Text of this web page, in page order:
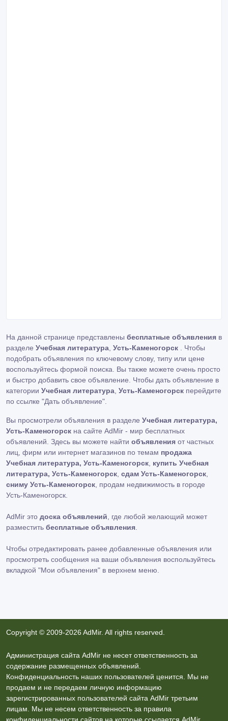
На данной странице представлены бесплатные объявления в
разделе Учебная литература Усть-Каменогорск . Чтобы
подобрать объявления по ключевому слову, типу или цене
воспользуйтесь формой поиска. Вы также можете очень просто
и быстро добавить свое объявление. Чтобы дать объявление в
категории Учебная литература Усть-Каменогорск перейдите
по ссылке "Дать объявление"
Вы просмотрели объявления в разделе Учебная литература,
Усть-Каменогорск на сайте AdMir - мир бесплатных
объявлений. Здесь вы можете найти объявления от частных
лиц, фирм или интернет магазинов по темам продажа
Учебная литература, Усть-Каменогорск купить Учебная
литература, Усть-Каменогорск сдам Усть-Каменогорск
сниму Усть-Каменогорск , продам недвижимость в городе
Усть-Каменогорск.
AdMir это доска объявлений , где любой желающий может
разместить бесплатные объявления
Чтобы отредактировать ранее добавленные объявления или
просмотреть сообщения на ваши объявления воспользуйтесь
вкладкой "Мои объявления" в верхнем меню.
Copyright © 2009-2026 AdMir. All rights reserved.
Администрация сайта AdMir не несет ответственность за
содержание размещенных объявлений.
Конфиденциальность наших пользователей ценится. Мы не
продаем и не передаем личную информацию
зарегистрированных пользователей сайта AdMir третьим
лицам. Мы не несем ответственность за правила